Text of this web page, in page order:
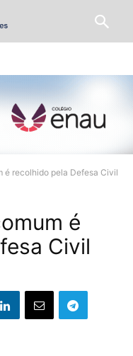
é recolhido pela Defesa Civil
é
Civil